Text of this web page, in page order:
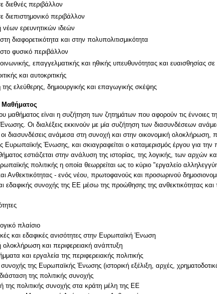
διεθνές περιβάλλον
διεπιστημονικό περιβάλλον
ερευνητικών ιδεών
διαφορετικότητα και στην πολυπολιτισμικότητα
φυσικό περιβάλλον
επαγγελματικής και ηθικής υπευθυνότητας και ευαισθησίας
και αυτοκριτικής
ελεύθερης, δημιουργικής και επαγωγικής σκέψης
Μαθήματος
μαθήματος είναι η συζήτηση των ζητημάτων που αφορούν τις έννοιες
Οι διαλέξεις εκκινούν με μία συζήτηση των διασυνδέσεων
διασυνδέσεις ανάμεσα στη συνοχή και στην οικονομική ολοκλήρωση,
Ευρωπαϊκής Ένωσης, και σκιαγραφείται ο καταμερισμός έργου για
εστιάζεται στην ανάλυση της ιστορίας, της λογικής, των αρχών
πολιτικής η οποία θεωρρείται ως το κύριο "εργαλείο
Ανθεκτικότητας - ενός νέου, πρωτοφανούς και προσωρινού
εδαφικής συνοχής της ΕΕ μέσω της προώθησης της ανθεκτικότητας
πλαίσιο
και εδαφικές ανισότητες στην Ευρωπαϊκή Ένωση
ολοκλήρωση και περιφερειακή ανάπτυξη
και εργαλεία της περιφερειακής πολιτικής
της Ευρωπαϊκής Ένωσης (ιστορική εξέλιξη, αρχές,
της πολιτικής συνοχής
της πολιτικής συνοχής στα κράτη μέλη της ΕΕ